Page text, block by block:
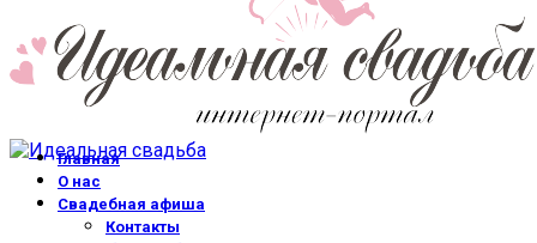
Главная
О нас
Свадебная афиша
Контакты